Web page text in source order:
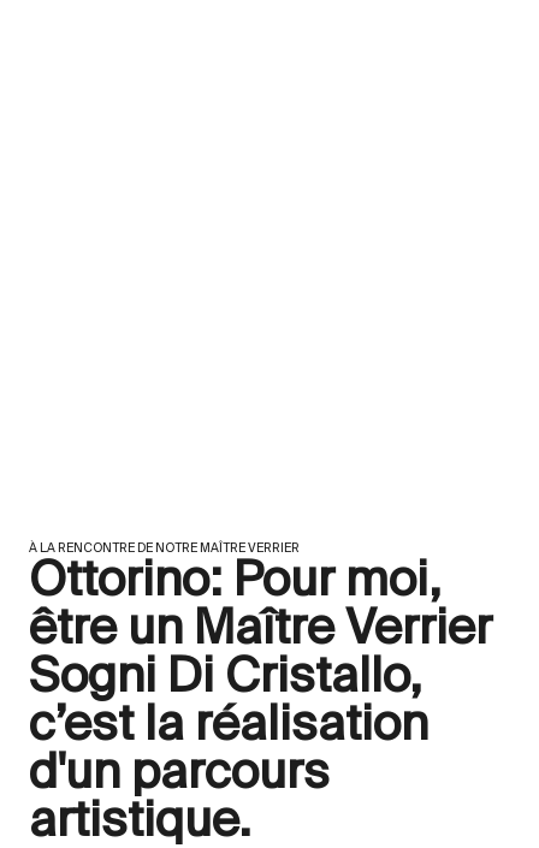
À LA RENCONTRE DE NOTRE MAÎTRE VERRIER
Ottorino: Pour moi,
être un Maître Verrier
Sogni Di Cristallo,
c’est la réalisation
d'un parcours
artistique.